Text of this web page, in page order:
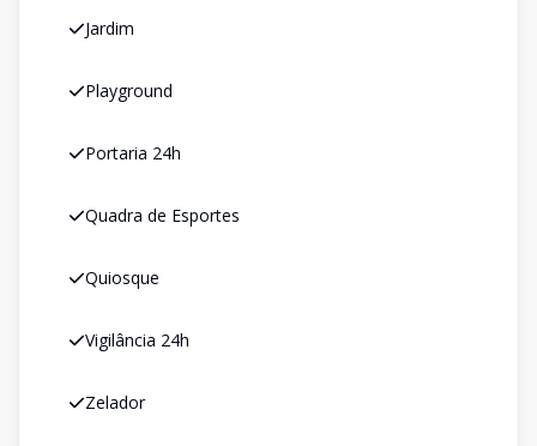
Jardim
Playground
Portaria 24h
Quadra de Esportes
Quiosque
Vigilância 24h
Zelador